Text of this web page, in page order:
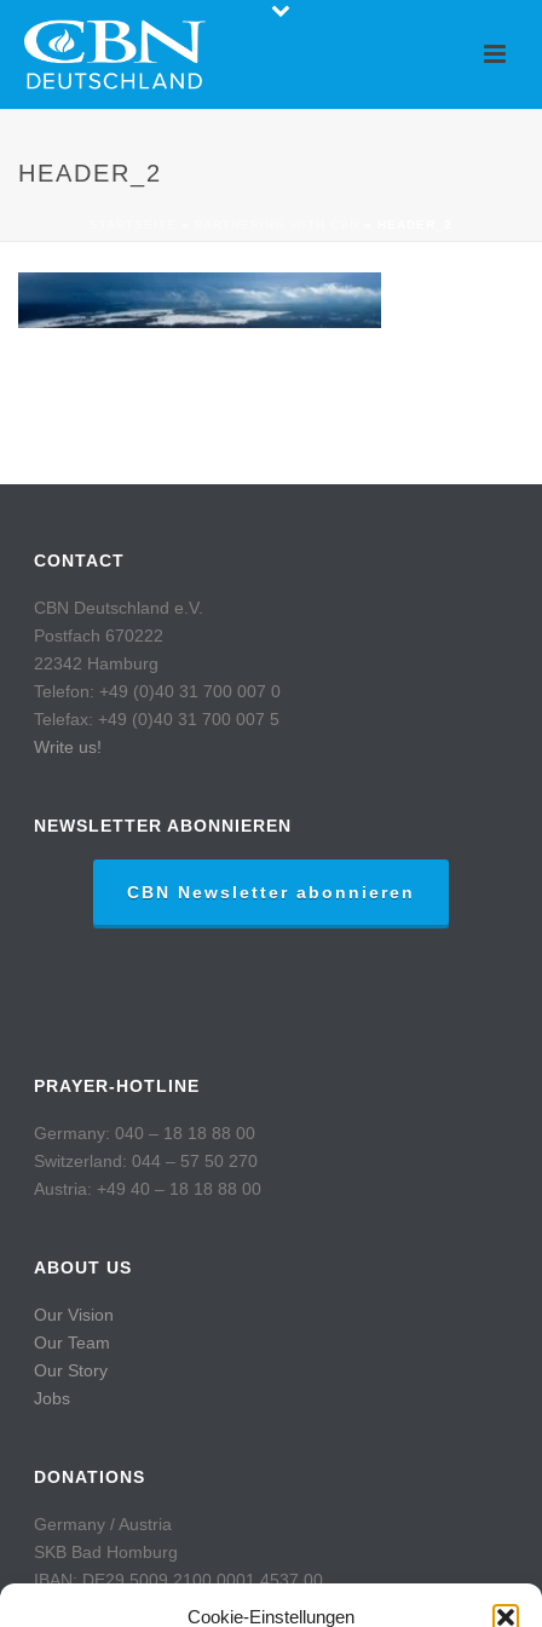
Cookie-Einstellungen
HEADER_2
CONTACT
CBN Deutschland e.V.
Postfach 670222
22342 Hamburg
Telefon: +49 (0)40 31 700 007 0
Telefax: +49 (0)40 31 700 007 5
Write us!
NEWSLETTER ABONNIEREN
CBN Newsletter abonnieren
PRAYER-HOTLINE
Germany: 040 – 18 18 88 00
Switzerland: 044 – 57 50 270
Austria: +49 40 – 18 18 88 00
ABOUT US
Our Vision
Our Team
Our Story
Jobs
DONATIONS
Germany / Austria
SKB Bad Homburg
IBAN: DE29 5009 2100 0001 4537 00
BIC: GENODE51BH2